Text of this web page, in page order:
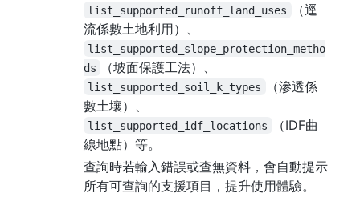
list_supported_runoff_land_uses
（逕
流係數土地利用）、
list_supported_slope_protection_metho
ds
（坡面保護工法）、
list_supported_soil_k_types
（滲透係
數土壤）、
list_supported_idf_locations
（IDF曲
線地點）等。
查詢時若輸入錯誤或查無資料，會自動提示
所有可查詢的支援項目，提升使用體驗。